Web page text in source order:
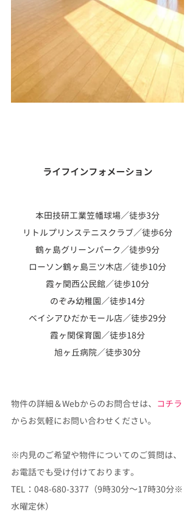
ライフインフォメーション
本田技研工業笠幡球場／徒歩3分
リトルプリンステニスクラブ／徒歩6分
鶴ヶ島グリーンパーク／徒歩9分
ローソン鶴ヶ島三ツ木店／徒歩10分
霞ヶ関西公民館／徒歩10分
のぞみ幼稚園／徒歩14分
ベイシアひだかモール店／徒歩29分
霞ヶ関保育園／徒歩18分
旭ヶ丘病院／徒歩30分
物件の詳細＆Webからのお問合せは、
コチラ
からお気軽にお問い合わせください。
※内見のご希望や物件についてのご質問は、
お電話でも受け付けております。
TEL：048-680-3377（9時30分～17時30分※
水曜定休）